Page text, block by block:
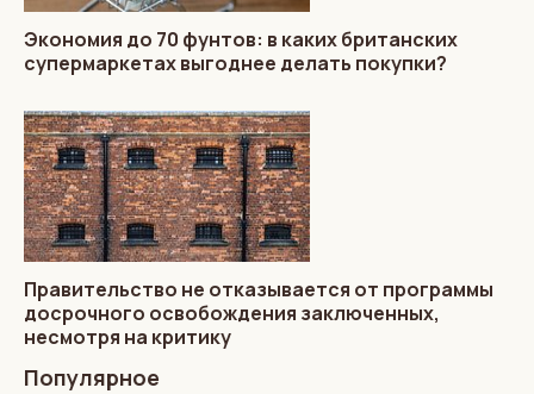
Экономия до 70 фунтов: в каких британских
супермаркетах выгоднее делать покупки?
Правительство не отказывается от программы
досрочного освобождения заключенных,
несмотря на критику
Популярное